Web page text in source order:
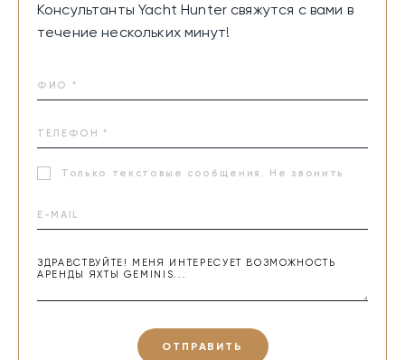
Консультанты Yacht Hunter свяжутся с вами в
течение нескольких минут!
Только текстовые сообщения. Не звонить
ОТПРАВИТЬ